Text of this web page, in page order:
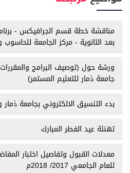
مناقشة خطة قسم الجرافيكس -
بعد الثانوية - مركز الجامعة للحاسوب
ورشة حول (توصيف البرامج
جامعة ذمار للتعليم المستمر)
بدء التنسيق الالكتروني بجامعة ذمار
تهنئة عيد الفطر المبارك
معدلات القبول وتفاصيل اختبار
للعام الجامعي 2017/ 2018م